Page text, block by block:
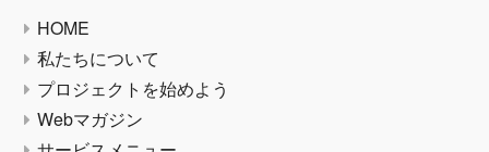
HOME
私たちについて
プロジェクトを始めよう
Webマガジン